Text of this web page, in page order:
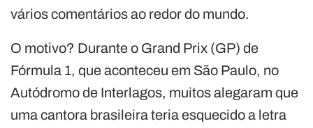
vários comentários ao redor do mundo.
O motivo? Durante o Grand Prix (GP) de
Fórmula 1, que aconteceu em São Paulo, no
Autódromo de Interlagos, muitos alegaram que
uma cantora brasileira teria esquecido a letra